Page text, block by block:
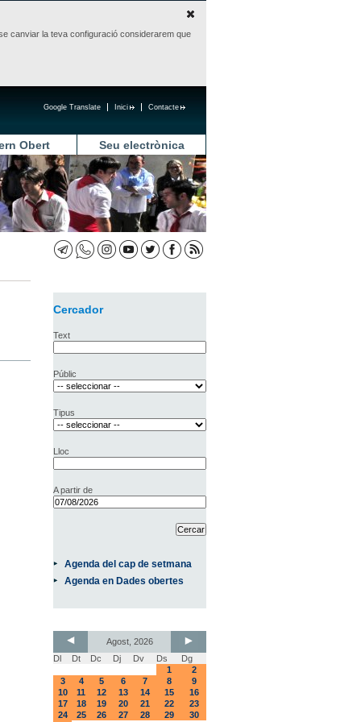
canviar la teva configuració considerarem que
Contacte
Inici
Google Translate
Obert Seu electrònica
Cercador
Text
Públic
Tipus
Lloc
A partir de
Agenda del cap de setmana
Agenda en Dades obertes
Agost, 2026
Dl
Dt Dc Dj Dv Ds
Dg
1
2
3
4 5 6 7 8
9
10
11 12 13 14 15
16
17
18 19 20 21 22
23
24
25 26 27 28 29
30